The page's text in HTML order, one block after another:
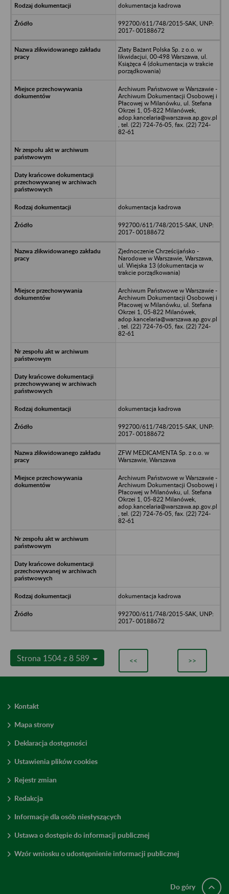
dokumentacja kadrowa
992700/611/748/2015-SAK, UNP:
2017- 00188672
Zlaty Bażant Polska Sp. z o.o. w
likwidacjui, 00-498 Warszawa, ul.
Książęca 4 (dokumentacja w trakcie
porządkowania)
Archiwum Państwowe w Warszawie -
Archiwum Dokumentacji Osobowej i
Płacowej w Milanówku, ul. Stefana
Okrzei 1, 05-822 Milanówek,
adop.kancelaria@warszawa.ap.gov.pl
, tel. (22) 724-76-05, fax. (22) 724-
82-61
dokumentacja kadrowa
992700/611/748/2015-SAK, UNP:
2017- 00188672
Zjednoczenie Chrześcijańsko -
Narodowe w Warszawie, Warszawa,
ul. Wiejska 13 (dokumentacja w
trakcie porządkowania)
Archiwum Państwowe w Warszawie -
Archiwum Dokumentacji Osobowej i
Płacowej w Milanówku, ul. Stefana
Okrzei 1, 05-822 Milanówek,
adop.kancelaria@warszawa.ap.gov.pl
, tel. (22) 724-76-05, fax. (22) 724-
82-61
dokumentacja kadrowa
992700/611/748/2015-SAK, UNP:
2017- 00188672
ZFW MEDICAMENTA Sp. z o.o. w
Warszawie, Warszawa
Archiwum Państwowe w Warszawie -
Archiwum Dokumentacji Osobowej i
Płacowej w Milanówku, ul. Stefana
Okrzei 1, 05-822 Milanówek,
adop.kancelaria@warszawa.ap.gov.pl
, tel. (22) 724-76-05, fax. (22) 724-
82-61
dokumentacja kadrowa
992700/611/748/2015-SAK, UNP:
2017- 00188672
Strona 1504 z 8 589 << >>
Kontakt
Mapa strony
Deklaracja dostępności
Ustawienia plików cookies
Rejestr zmian
Redakcja
Informacje dla osób niesłyszących
Ustawa o dostępie do informacji publicznej
Wzór wniosku o udostępnienie informacji publicznej
Do góry